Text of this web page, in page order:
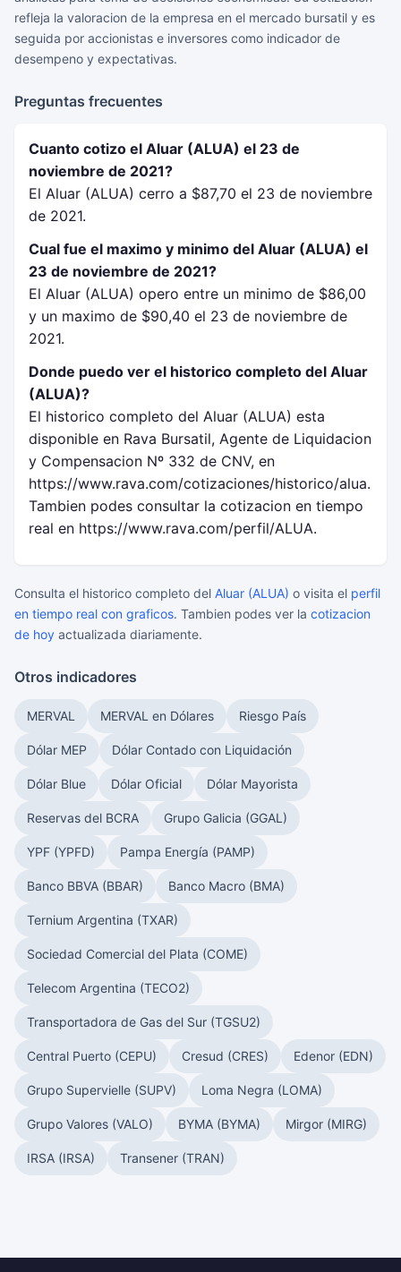
refleja la valoracion de la empresa en el mercado bursatil y es
seguida por accionistas e inversores como indicador de
desempeno y expectativas.
Preguntas frecuentes
Cuanto cotizo el Aluar (ALUA) el 23 de
noviembre de 2021?
El Aluar (ALUA) cerro a $87,70 el 23 de noviembre
de 2021.
Cual fue el maximo y minimo del Aluar (ALUA) el
23 de noviembre de 2021?
El Aluar (ALUA) opero entre un minimo de $86,00
y un maximo de $90,40 el 23 de noviembre de
2021.
Donde puedo ver el historico completo del Aluar
(ALUA)?
El historico completo del Aluar (ALUA) esta
disponible en Rava Bursatil, Agente de Liquidacion
y Compensacion Nº 332 de CNV, en
https://www.rava.com/cotizaciones/historico/alua.
Tambien podes consultar la cotizacion en tiempo
real en https://www.rava.com/perfil/ALUA.
Consulta el historico completo del Aluar (ALUA) o visita el perfil
en tiempo real con graficos. Tambien podes ver la cotizacion
de hoy actualizada diariamente.
Otros indicadores
MERVAL MERVAL en Dólares Riesgo País
Dólar MEP Dólar Contado con Liquidación
Dólar Blue Dólar Oficial Dólar Mayorista
Reservas del BCRA Grupo Galicia (GGAL)
YPF (YPFD) Pampa Energía (PAMP)
Banco BBVA (BBAR) Banco Macro (BMA)
Ternium Argentina (TXAR)
Sociedad Comercial del Plata (COME)
Telecom Argentina (TECO2)
Transportadora de Gas del Sur (TGSU2)
Central Puerto (CEPU) Cresud (CRES) Edenor (EDN)
Grupo Supervielle (SUPV) Loma Negra (LOMA)
Grupo Valores (VALO) BYMA (BYMA) Mirgor (MIRG)
IRSA (IRSA) Transener (TRAN)